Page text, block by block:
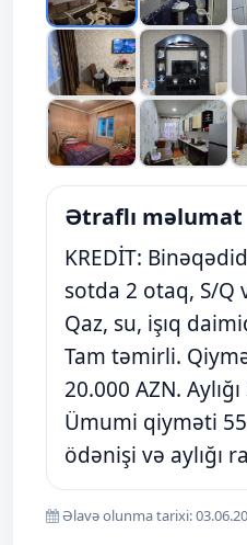
Ətraflı məlumat
KREDİT:
sotda 2 otaq, S/Q
Qaz, su, işıq
Tam təmirli.
20.000 AZN.
Ümumi qiyməti
ödənişi və aylığı
Əlavə olunma tarixi: